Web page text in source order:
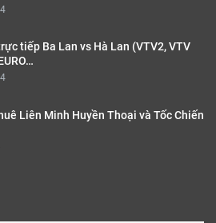
tiếp Ba Lan vs Hà Lan (VTV2, VTV
Liên Minh Huyền Thoại và Tốc Chiến